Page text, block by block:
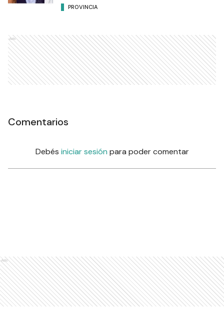
PROVINCIA
Ads
Comentarios
Debés iniciar sesión para poder comentar
Ads